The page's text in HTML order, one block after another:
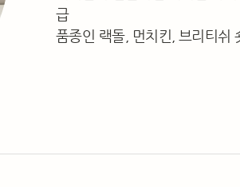
급
품종인 랙돌, 먼치킨, 브리티쉬